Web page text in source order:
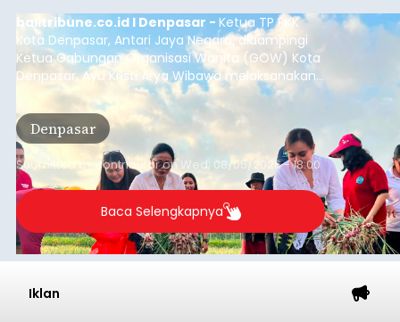
balitribune.co.id I Denpasar - Ketua TP PKK
Kota Denpasar, Antari Jaya Negara, didampingi
Ketua Gabungan Organisasi Wanita (GOW) Kota
Denpasar, Ayu Kristi Arya Wibawa melaksanakan
panen bawang merah dan jagung manis
bersama anak-anak Pendidikan Anak Usia Dini
(PAUD) di Subak Intaran Barat, Rabu (5/8/2026).
Denpasar
Submitted by contributoron Wed, 08/05/2026 - 18:00
Baca Selengkapnya
Iklan